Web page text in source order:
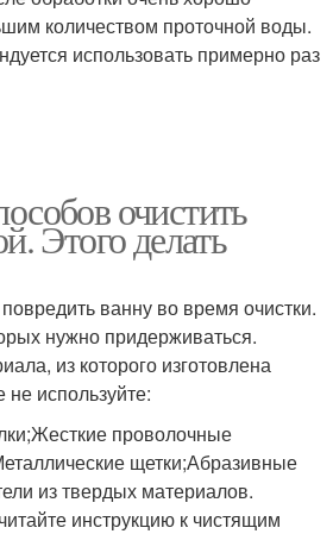
количеством проточной воды.
использовать примерно раз
очистить
Этого делать
ванну во время очистки.
нужно придерживаться.
из которого изготовлена
не используйте:
проволочные
щетки;Абразивные
из твердых материалов.
инструкцию к чистящим